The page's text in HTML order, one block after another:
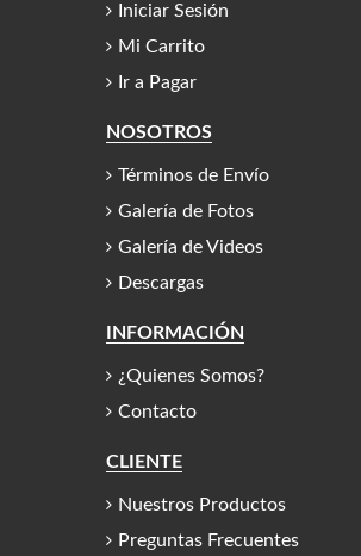
Iniciar Sesión
Mi Carrito
Ir a Pagar
NOSOTROS
Términos de Envío
Galería de Fotos
Galería de Videos
Descargas
INFORMACIÓN
¿Quienes Somos?
Contacto
CLIENTE
Nuestros Productos
Preguntas Frecuentes